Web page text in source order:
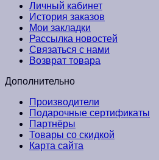
Личный кабинет
История заказов
Мои закладки
Рассылка новостей
Связаться с нами
Возврат товара
Дополнительно
Производители
Подарочные сертификаты
Партнёры
Товары со скидкой
Карта сайта